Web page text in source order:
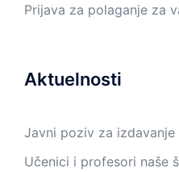
Prijava za polaganje za
Aktuelnosti
Javni poziv za izdavanje
Učenici i profesori naše